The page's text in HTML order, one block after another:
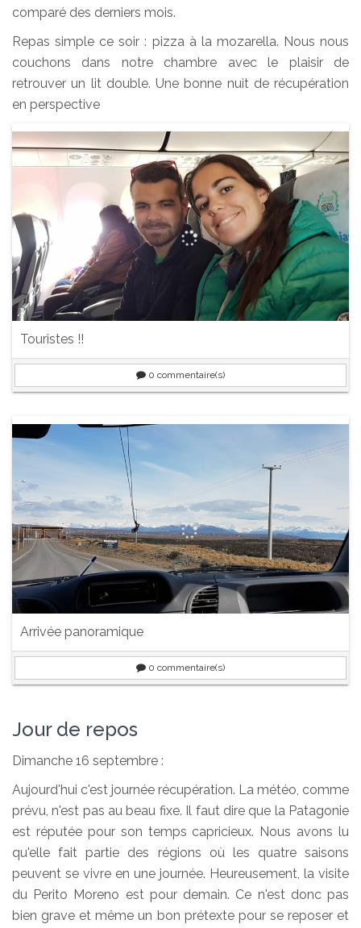
comparé des derniers mois.
Repas simple ce soir : pizza à la mozarella. Nous nous
couchons dans notre chambre avec le plaisir de
retrouver un lit double. Une bonne nuit de récupération
en perspective
Touristes !!
0 commentaire(s)
Arrivée panoramique
0 commentaire(s)
Jour de repos
Dimanche 16 septembre :
Aujourd'hui c'est journée récupération. La météo, comme
prévu, n'est pas au beau fixe. Il faut dire que la Patagonie
est réputée pour son temps capricieux. Nous avons lu
qu'elle fait partie des régions où les quatre saisons
peuvent se vivre en une journée. Heureusement, la visite
du Perito Moreno est pour demain. Ce n'est donc pas
bien grave et même un bon prétexte pour se reposer et